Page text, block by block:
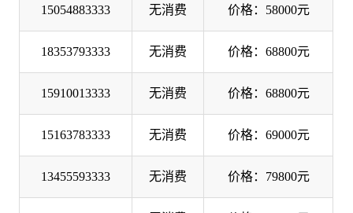
15054883333 无消费 价格：58000元
18353793333 无消费 价格：68800元
15910013333 无消费 价格：68800元
15163783333 无消费 价格：69000元
13455593333 无消费 价格：79800元